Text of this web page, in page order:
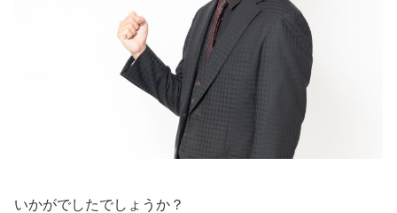
いかがでしたでしょうか？